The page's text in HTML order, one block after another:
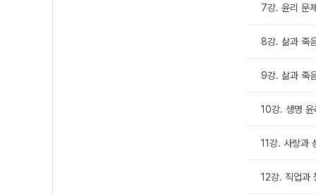
7강. 윤리 문
8강. 삶과 죽
9강. 삶과 죽
10강. 생명
11강. 사랑과
12강. 직업과